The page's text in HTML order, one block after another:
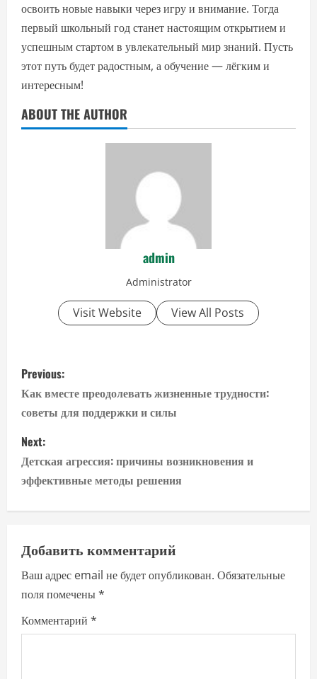
освоить новые навыки через игру и внимание. Тогда
первый школьный год станет настоящим открытием и
успешным стартом в увлекательный мир знаний. Пусть
этот путь будет радостным, а обучение — лёгким и
интересным!
ABOUT THE AUTHOR
admin
Administrator
Visit Website View All Posts
P
o
s
t
n
a
v
i
g
a
Previous:
Как вместе преодолевать жизненные трудности:
советы для поддержки и силы
Next:
Детская агрессия: причины возникновения и
эффективные методы решения
Добавить комментарий
Ваш адрес email не будет опубликован. Обязательные
поля помечены*
Комментарий *